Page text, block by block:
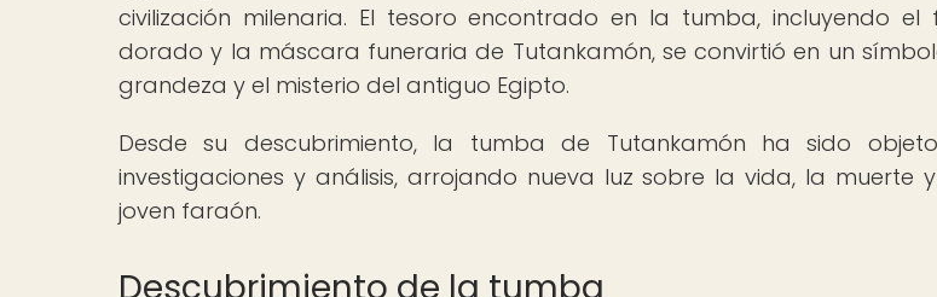
civilización milenaria. El tesoro encontrado en la tumba, incluyendo
dorado y la máscara funeraria de Tutankamón, se convirtió en un
grandeza y el misterio del antiguo Egipto.
Desde su descubrimiento, la tumba de Tutankamón ha sido
investigaciones y análisis, arrojando nueva luz sobre la vida, la muerte
joven faraón.